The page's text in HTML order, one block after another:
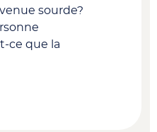
sourde?
ce que la